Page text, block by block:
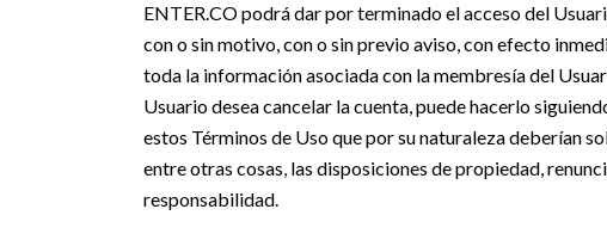
ENTER.CO podrá dar por terminado el acceso del
con o sin motivo, con o sin previo aviso, con efecto
toda la información asociada con la membresía del
Usuario desea cancelar la cuenta, puede hacerlo
estos Términos de Uso que por su naturaleza deberían
entre otras cosas, las disposiciones de propiedad,
responsabilidad.